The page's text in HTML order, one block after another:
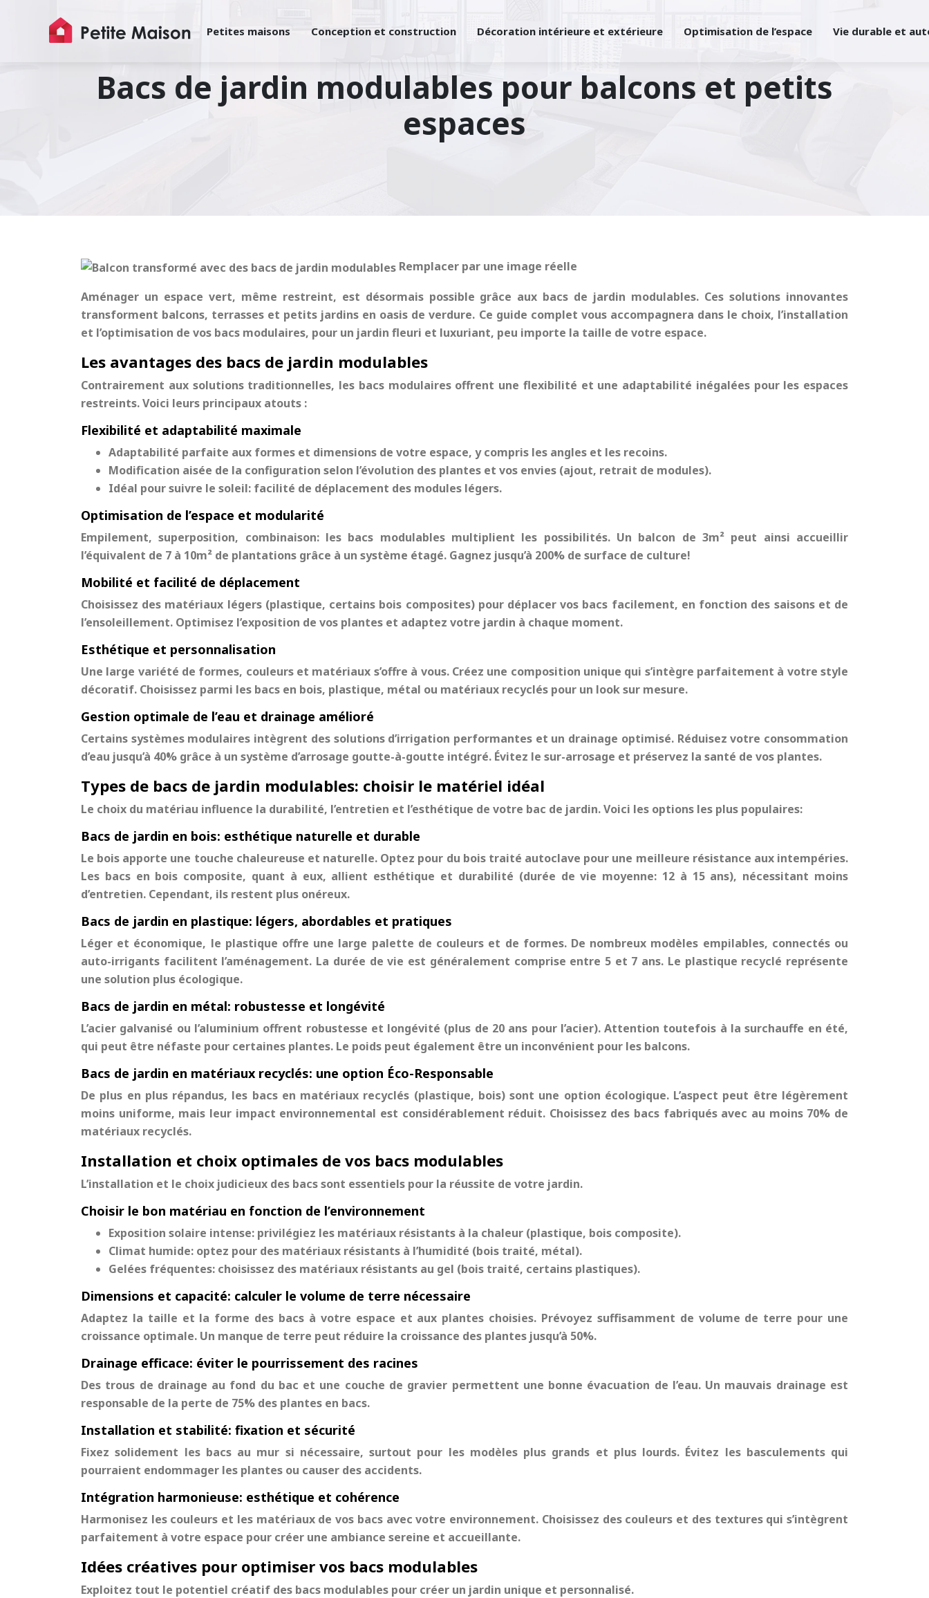
Petites maisons Conception et construction Décoration intérieure et extérieure Optimisation de l’espace Vie durable et
Bacs de jardin modulables pour balcons et petits
espaces
Remplacer par une image réelle
Aménager un espace vert, même restreint, est désormais possible grâce aux bacs de jardin modulables. Ces solutions innovantes
transforment balcons, terrasses et petits jardins en oasis de verdure. Ce guide complet vous accompagnera dans le choix, l’installation
et l’optimisation de vos bacs modulaires, pour un jardin fleuri et luxuriant, peu importe la taille de votre espace.
Les avantages des bacs de jardin modulables
Contrairement aux solutions traditionnelles, les bacs modulaires offrent une flexibilité et une adaptabilité inégalées pour les espaces
restreints. Voici leurs principaux atouts :
Flexibilité et adaptabilité maximale
Adaptabilité parfaite aux formes et dimensions de votre espace, y compris les angles et les recoins.
Modification aisée de la configuration selon l’évolution des plantes et vos envies (ajout, retrait de modules).
Idéal pour suivre le soleil: facilité de déplacement des modules légers.
Optimisation de l’espace et modularité
Empilement, superposition, combinaison: les bacs modulables multiplient les possibilités. Un balcon de 3m² peut ainsi accueillir
l’équivalent de 7 à 10m² de plantations grâce à un système étagé. Gagnez jusqu’à 200% de surface de culture!
Mobilité et facilité de déplacement
Choisissez des matériaux légers (plastique, certains bois composites) pour déplacer vos bacs facilement, en fonction des saisons et de
l’ensoleillement. Optimisez l’exposition de vos plantes et adaptez votre jardin à chaque moment.
Esthétique et personnalisation
Une large variété de formes, couleurs et matériaux s’offre à vous. Créez une composition unique qui s’intègre parfaitement à votre style
décoratif. Choisissez parmi les bacs en bois, plastique, métal ou matériaux recyclés pour un look sur mesure.
Gestion optimale de l’eau et drainage amélioré
Certains systèmes modulaires intègrent des solutions d’irrigation performantes et un drainage optimisé. Réduisez votre consommation
d’eau jusqu’à 40% grâce à un système d’arrosage goutte-à-goutte intégré. Évitez le sur-arrosage et préservez la santé de vos plantes.
Types de bacs de jardin modulables: choisir le matériel idéal
Le choix du matériau influence la durabilité, l’entretien et l’esthétique de votre bac de jardin. Voici les options les plus populaires:
Bacs de jardin en bois: esthétique naturelle et durable
Le bois apporte une touche chaleureuse et naturelle. Optez pour du bois traité autoclave pour une meilleure résistance aux intempéries.
Les bacs en bois composite, quant à eux, allient esthétique et durabilité (durée de vie moyenne: 12 à 15 ans), nécessitant moins
d’entretien. Cependant, ils restent plus onéreux.
Bacs de jardin en plastique: légers, abordables et pratiques
Léger et économique, le plastique offre une large palette de couleurs et de formes. De nombreux modèles empilables, connectés ou
auto-irrigants facilitent l’aménagement. La durée de vie est généralement comprise entre 5 et 7 ans. Le plastique recyclé représente
une solution plus écologique.
Bacs de jardin en métal: robustesse et longévité
L’acier galvanisé ou l’aluminium offrent robustesse et longévité (plus de 20 ans pour l’acier). Attention toutefois à la surchauffe en été,
qui peut être néfaste pour certaines plantes. Le poids peut également être un inconvénient pour les balcons.
Bacs de jardin en matériaux recyclés: une option Éco-Responsable
De plus en plus répandus, les bacs en matériaux recyclés (plastique, bois) sont une option écologique. L’aspect peut être légèrement
moins uniforme, mais leur impact environnemental est considérablement réduit. Choisissez des bacs fabriqués avec au moins 70% de
matériaux recyclés.
Installation et choix optimales de vos bacs modulables
L’installation et le choix judicieux des bacs sont essentiels pour la réussite de votre jardin.
Choisir le bon matériau en fonction de l’environnement
Exposition solaire intense: privilégiez les matériaux résistants à la chaleur (plastique, bois composite).
Climat humide: optez pour des matériaux résistants à l’humidité (bois traité, métal).
Gelées fréquentes: choisissez des matériaux résistants au gel (bois traité, certains plastiques).
Dimensions et capacité: calculer le volume de terre nécessaire
Adaptez la taille et la forme des bacs à votre espace et aux plantes choisies. Prévoyez suffisamment de volume de terre pour une
croissance optimale. Un manque de terre peut réduire la croissance des plantes jusqu’à 50%.
Drainage efficace: éviter le pourrissement des racines
Des trous de drainage au fond du bac et une couche de gravier permettent une bonne évacuation de l’eau. Un mauvais drainage est
responsable de la perte de 75% des plantes en bacs.
Installation et stabilité: fixation et sécurité
Fixez solidement les bacs au mur si nécessaire, surtout pour les modèles plus grands et plus lourds. Évitez les basculements qui
pourraient endommager les plantes ou causer des accidents.
Intégration harmonieuse: esthétique et cohérence
Harmonisez les couleurs et les matériaux de vos bacs avec votre environnement. Choisissez des couleurs et des textures qui s’intègrent
parfaitement à votre espace pour créer une ambiance sereine et accueillante.
Idées créatives pour optimiser vos bacs modulables
Exploitez tout le potentiel créatif des bacs modulables pour créer un jardin unique et personnalisé.